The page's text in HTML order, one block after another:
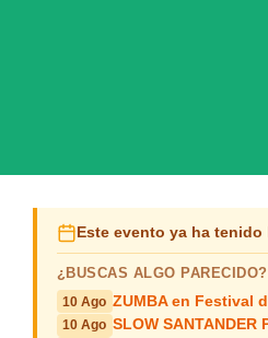
Este evento ya ha tenido
¿BUSCAS ALGO PARECIDO?
10 Ago ZUMBA en Festival
10 Ago SLOW